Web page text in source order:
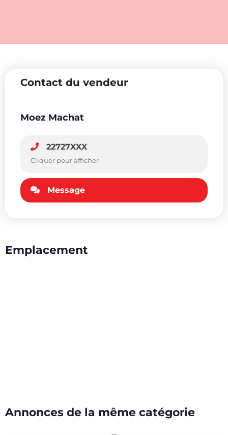
Contact du vendeur
Moez Machat
22727XXX
Cliquer pour afficher
Message
Emplacement
Annonces de la même catégorie